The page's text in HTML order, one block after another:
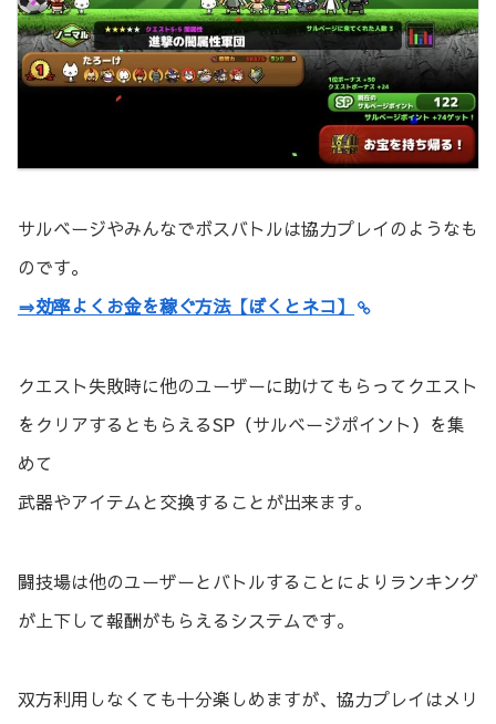
サルベージやみんなでボスバトルは協力プレイのようなも
のです。
⇒効率よくお金を稼ぐ方法【ぼくとネコ】
クエスト失敗時に他のユーザーに助けてもらってクエスト
をクリアするともらえるSP（サルベージポイント）を集
めて
武器やアイテムと交換することが出来ます。
闘技場は他のユーザーとバトルすることによりランキング
が上下して報酬がもらえるシステムです。
双方利用しなくても十分楽しめますが、協力プレイはメリ